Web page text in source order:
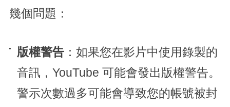
幾個問題：
版權警告：如果您在影片中使用錄製的
音訊，YouTube 可能會發出版權警告。
警示次數過多可能會導致您的帳號被封